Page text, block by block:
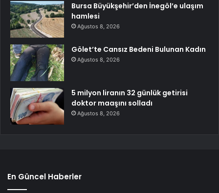
Bursa Büyükşehir’den İnegöl’e ulaşım
hamlesi
Ağustos 8, 2026
Gölet’te Cansız Bedeni Bulunan Kadın
Ağustos 8, 2026
5 milyon liranın 32 günlük getirisi
doktor maaşını solladı
Ağustos 8, 2026
En Güncel Haberler